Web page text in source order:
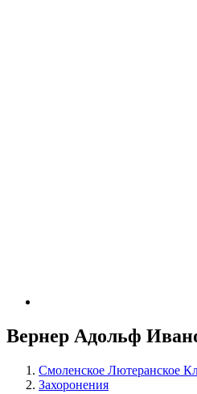
Вернер Адольф
Смоленское Лютеранское
Захоронения